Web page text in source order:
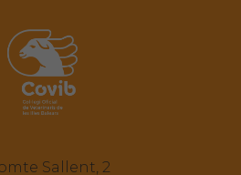
de Animales
Canarias 2026
Sallent, 2